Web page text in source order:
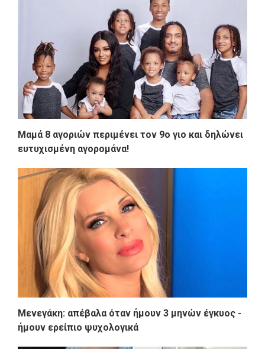
Μαμά 8 αγοριών περιμένει τον 9ο γιο και δηλώνει
ευτυχισμένη αγορομάνα!
Μενεγάκη: απέβαλα όταν ήμουν 3 μηνών έγκυος -
ήμουν ερείπιο ψυχολογικά